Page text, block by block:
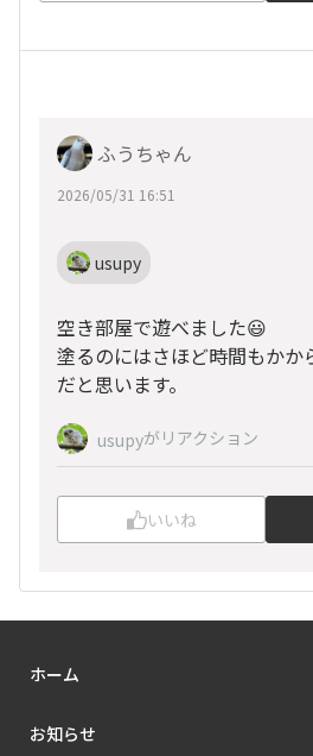
ふうちゃん
2026/05/31 16:51
usupy
空き部屋で遊べました😃
塗るのにはさほど時間もかか
だと思います。
usupyがリアクション
いいね
ホーム
お知らせ